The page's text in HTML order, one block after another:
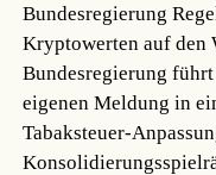
Bundesregierung
Kryptowerten auf den
Bundesregierung
eigenen Meldung in
Tabaksteuer-